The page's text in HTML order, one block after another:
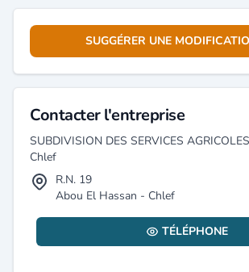
SUGGÉRER UNE
Contacter l'entreprise
SUBDIVISION DES SERVICES AGRICOLES
Chlef
R.N. 19
Abou El Hassan - Chlef
TÉLÉPHONE